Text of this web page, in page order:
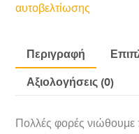
αυτοβελτίωσης
Περιγραφή
Αξιολογήσεις (0)
Πολλές φορές νιώθουμε